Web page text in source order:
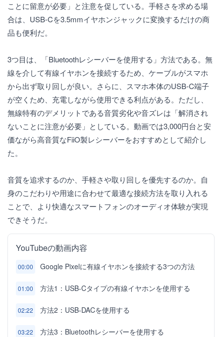
ことに留意が必要」と注意を促している。手軽さを求める場
合は、USB-Cを3.5mmイヤホンジャックに変換するだけの商
品も便利だ。
3つ目は、「Bluetoothレシーバーを使用する」方法である。無
線を介して有線イヤホンを接続するため、ケーブルがスマホ
から出ず取り回しが良い。さらに、スマホ本体のUSB-C端子
が空くため、充電しながら使用できる利点がある。ただし、
無線特有のデメリットである音質劣化や音ズレは「解消され
ないことに注意が必要」としている。動画では3,000円台と安
価ながら高音質なFiiO製レシーバーをおすすめとして紹介し
た。
音質を追求するのか、手軽さや取り回しを優先するのか。自
身のこだわりや用途に合わせて最適な接続方法を取り入れる
ことで、より快適なスマートフォンのオーディオ体験が実現
できそうだ。
YouTubeの動画内容
00:00 Google Pixelに有線イヤホンを接続する3つの方法
01:00 方法1：USB-Cタイプの有線イヤホンを使用する
02:22 方法2：USB-DACを使用する
03:22 方法3：Bluetoothレシーバーを使用する